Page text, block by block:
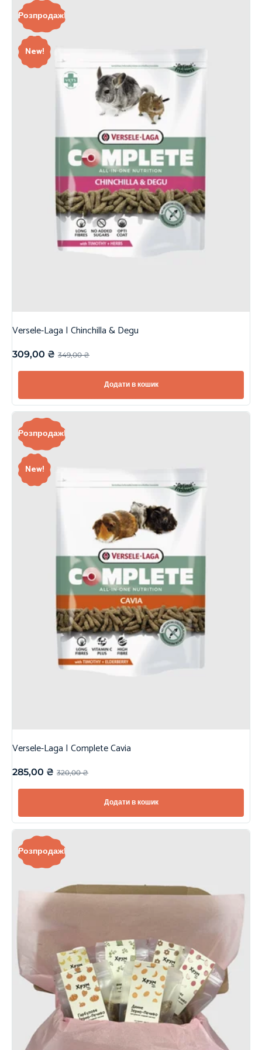
New!
Розпродаж!
Versele-Laga | Chinchilla & Degu
349,00₴
309,00 ₴
Додати в кошик
New!
Розпродаж!
Versele-Laga | Complete Cavia
320,00₴
285,00 ₴
Додати в кошик
Розпродаж!